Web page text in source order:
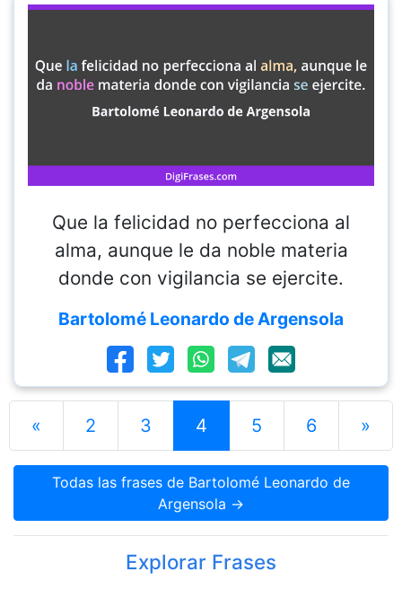
Que la felicidad no perfecciona al
alma, aunque le da noble materia
donde con vigilancia se ejercite.
Bartolomé Leonardo de Argensola
« 2 3 4 5 6 »
Todas las frases de Bartolomé Leonardo de
Argensola →
Explorar Frases